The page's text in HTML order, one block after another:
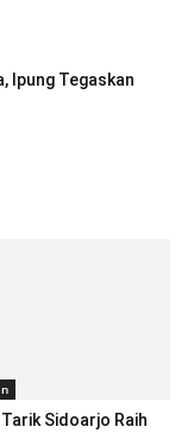
Ipung Tegaskan
Tarik Sidoarjo Raih